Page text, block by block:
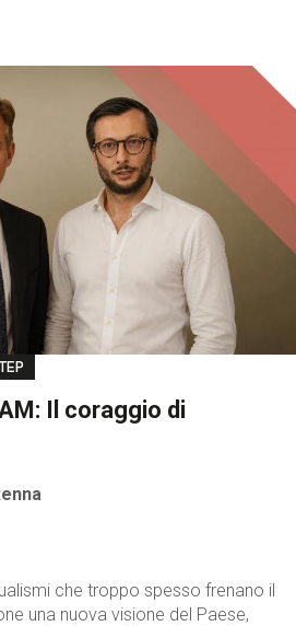
Il coraggio di
che troppo spesso frenano il
una nuova visione del Paese,